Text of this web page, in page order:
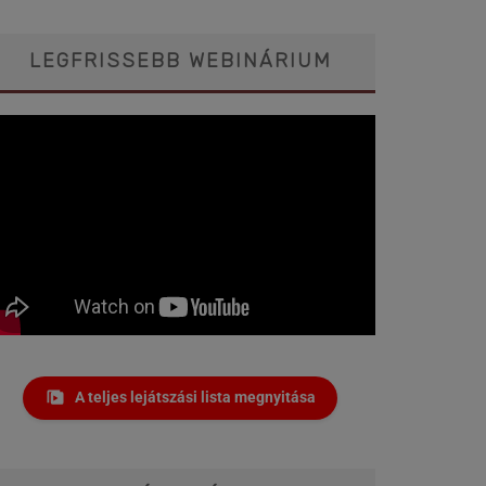
LEGFRISSEBB WEBINÁRIUM
A teljes lejátszási lista megnyitása